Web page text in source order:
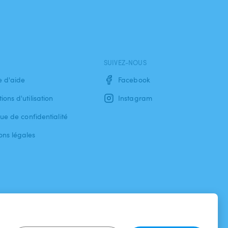
d'aide
d'utilisation
de confidentialité
légales
SUIVEZ-NOUS
Facebook
Instagram